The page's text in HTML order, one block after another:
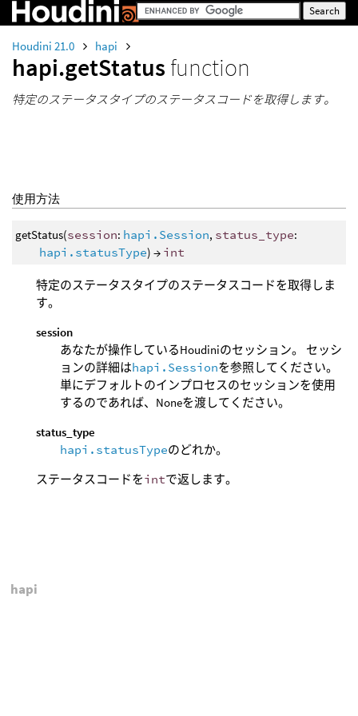
Houdini 21.0 hapi
hapi.getStatus function
特定のステータスタイプのステータスコードを取得します。
使用方法
getStatus(session: hapi.Session, status_type:
hapi.statusType) → int
特定のステータスタイプのステータスコードを取得しま
す。
session
あなたが操作しているHoudiniのセッション。 セッシ
ョンの詳細はhapi.Sessionを参照してください。
単にデフォルトのインプロセスのセッションを使用
するのであれば、Noneを渡してください。
status_type
hapi.statusTypeのどれか。
ステータスコードをintで返します。
hapi